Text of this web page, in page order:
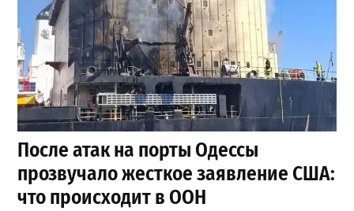
После атак на порты Одессы
прозвучало жесткое заявление США:
что происходит в ООН